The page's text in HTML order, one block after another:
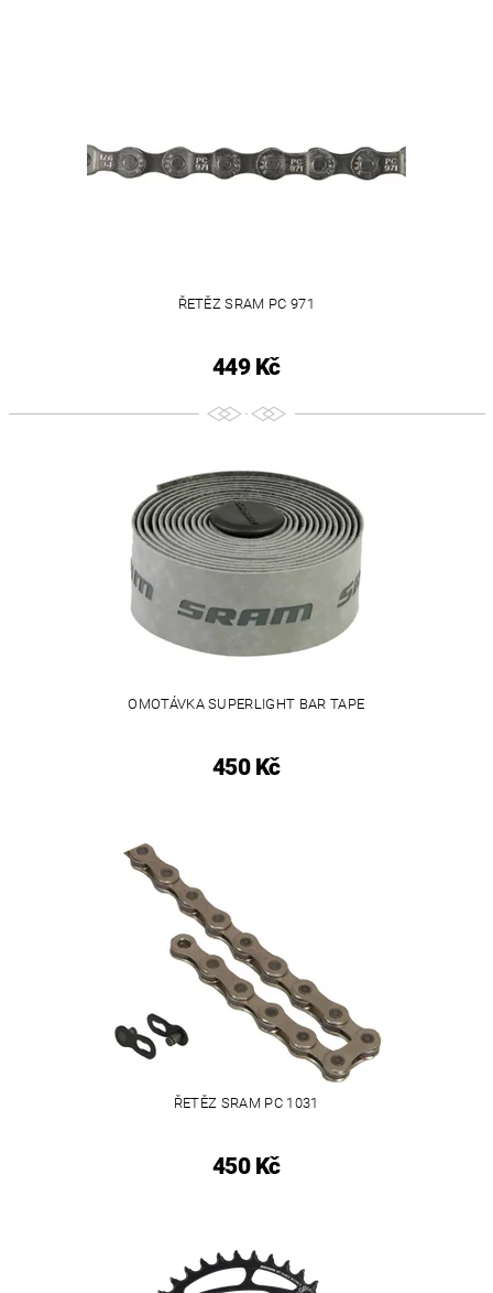
ŘETĚZ SRAM PC 971
449 Kč
OMOTÁVKA SUPERLIGHT BAR TAPE
450 Kč
ŘETĚZ SRAM PC 1031
450 Kč